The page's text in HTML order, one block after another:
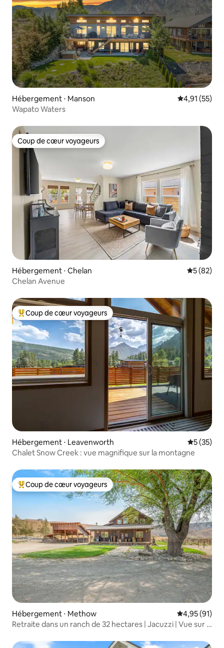
Hébergement ⋅ Manson Évaluation
4,91 (55)
Wapato Waters
Coup de cœur voyageurs
Coup de cœur voyageurs
Hébergement ⋅ Chelan
5 (82)
Chelan Avenue
Coups de cœur voyageurs les plus appréciés
Coup de cœur voyageurs
Hébergement ⋅ Leavenworth
5 (35)
Chalet Snow Creek : vue magnifique sur la montagne
Coups de cœur voyageurs les plus appréciés
Coup de cœur voyageurs
Hébergement ⋅ Methow Évaluation
4,95 (91)
Retraite dans un ranch de 32 hectares | Jacuzzi | Vue sur la